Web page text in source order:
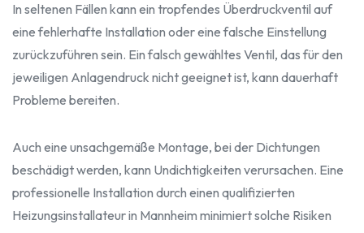
In seltenen Fällen kann ein tropfendes Überdruckventil auf
eine fehlerhafte Installation oder eine falsche Einstellung
zurückzuführen sein. Ein falsch gewähltes Ventil, das für den
jeweiligen Anlagendruck nicht geeignet ist, kann dauerhaft
Probleme bereiten.
Auch eine unsachgemäße Montage, bei der Dichtungen
beschädigt werden, kann Undichtigkeiten verursachen. Eine
professionelle Installation durch einen qualifizierten
Heizungsinstallateur in Mannheim minimiert solche Risiken